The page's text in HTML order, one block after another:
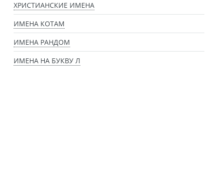
ХРИСТИАНСКИЕ ИМЕНА
ИМЕНА КОТАМ
ИМЕНА РАНДОМ
ИМЕНА НА БУКВУ Л